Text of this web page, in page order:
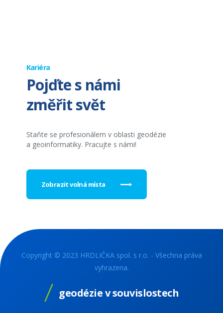
Kariéra
Pojďte s námi
změřit svět
Staňte se profesionálem v oblasti geodézie
a geoinformatiky. Pracujte s námi!
Zobrazit volná místa
Copyright © 2023 HRDLIČKA spol. s r.o. - Všechna práva
vyhrazena.
geodézie v souvislostech